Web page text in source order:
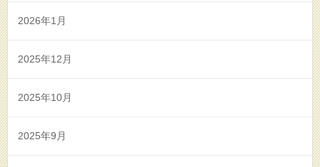
2026年1月
2025年12月
2025年10月
2025年9月